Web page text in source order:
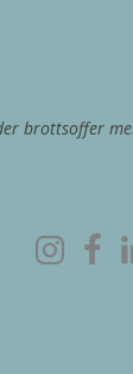
brottsoffer